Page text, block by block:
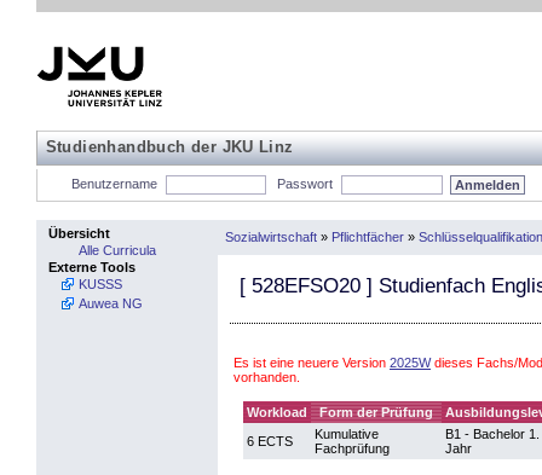
Studienhandbuch der JKU Linz
Benutzername Passwort
Übersicht
Alle Curricula
Externe Tools
KUSSS
Auwea NG
Sozialwirtschaft » Pflichtfächer »
[ 528EFSO20 ] Studienfach
Es ist eine neuere Version 2025Wdieses Fachs/
vorhanden.
Workload Form der Prüfung
6 ECTS
Kumulative
Fachprüfung
B1 - Bachelor 1.
Jahr